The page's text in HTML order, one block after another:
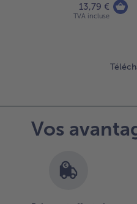
13,79 €
TVA incluse
la
d’ensemble
Vos